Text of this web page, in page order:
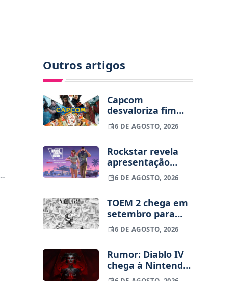
Outros artigos
Capcom
desvaloriza fim
dos jogos físicos
na PlayStation
6 DE AGOSTO, 2026
Rockstar revela
apresentação
alargada de GTA
VI para 27 de
6 DE AGOSTO, 2026
TOEM 2 chega em
setembro para
PS5, Switch e PC
6 DE AGOSTO, 2026
Rumor: Diablo IV
chega à Nintendo
Switch 2 em